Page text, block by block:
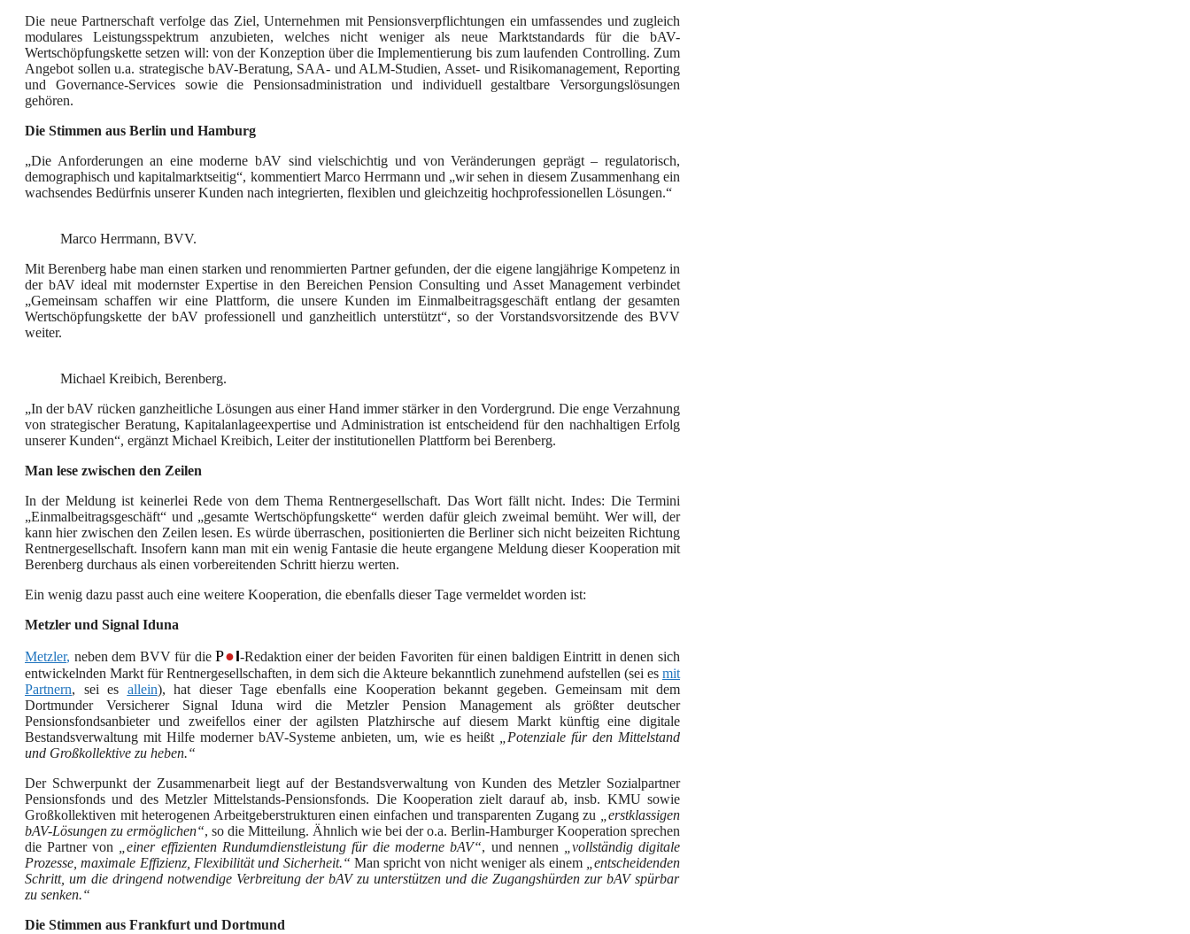
Die neue Partnerschaft verfolge das Ziel, Unternehmen mit Pensionsverpflichtungen ein umfassendes und zugleich
modulares Leistungsspektrum anzubieten, welches nicht weniger als neue Marktstandards für die bAV-
Wertschöpfungskette setzen will: von der Konzeption über die Implementierung bis zum laufenden Controlling. Zum
Angebot sollen u.a. strategische bAV-Beratung, SAA- und ALM-Studien, Asset- und Risikomanagement, Reporting
und Governance-Services sowie die Pensionsadministration und individuell gestaltbare Versorgungslösungen
gehören.
Die Stimmen aus Berlin und Hamburg
„Die Anforderungen an eine moderne bAV sind vielschichtig und von Veränderungen geprägt – regulatorisch,
demographisch und kapitalmarktseitig“, kommentiert Marco Herrmann und „wir sehen in diesem Zusammenhang ein
wachsendes Bedürfnis unserer Kunden nach integrierten, flexiblen und gleichzeitig hochprofessionellen Lösungen.“
Marco Herrmann, BVV.
Mit Berenberg habe man einen starken und renommierten Partner gefunden, der die eigene langjährige Kompetenz in
der bAV ideal mit modernster Expertise in den Bereichen Pension Consulting und Asset Management verbindet
„Gemeinsam schaffen wir eine Plattform, die unsere Kunden im Einmalbeitragsgeschäft entlang der gesamten
Wertschöpfungskette der bAV professionell und ganzheitlich unterstützt“, so der Vorstandsvorsitzende des BVV
weiter.
Michael Kreibich, Berenberg.
„In der bAV rücken ganzheitliche Lösungen aus einer Hand immer stärker in den Vordergrund. Die enge Verzahnung
von strategischer Beratung, Kapitalanlageexpertise und Administration ist entscheidend für den nachhaltigen Erfolg
unserer Kunden“, ergänzt Michael Kreibich, Leiter der institutionellen Plattform bei Berenberg.
Man lese zwischen den Zeilen
In der Meldung ist keinerlei Rede von dem Thema Rentnergesellschaft. Das Wort fällt nicht. Indes: Die Termini
„Einmalbeitragsgeschäft“ und „gesamte Wertschöpfungskette“ werden dafür gleich zweimal bemüht. Wer will, der
kann hier zwischen den Zeilen lesen. Es würde überraschen, positionierten die Berliner sich nicht beizeiten Richtung
Rentnergesellschaft. Insofern kann man mit ein wenig Fantasie die heute ergangene Meldung dieser Kooperation mit
Berenberg durchaus als einen vorbereitenden Schritt hierzu werten.
Ein wenig dazu passt auch eine weitere Kooperation, die ebenfalls dieser Tage vermeldet worden ist:
Metzler und Signal Iduna
Metzler, neben dem BVV für dieP●I-Redaktion einer der beiden Favoriten für einen baldigen Eintritt in denen sich
entwickelnden Markt für Rentnergesellschaften, in dem sich die Akteure bekanntlich zunehmend aufstellen (sei es mit
Partnern, sei es allein), hat dieser Tage ebenfalls eine Kooperation bekannt gegeben. Gemeinsam mit dem
Dortmunder Versicherer Signal Iduna wird die Metzler Pension Management als größter deutscher
Pensionsfondsanbieter und zweifellos einer der agilsten Platzhirsche auf diesem Markt künftig eine digitale
Bestandsverwaltung mit Hilfe moderner bAV-Systeme anbieten, um, wie es heißt „Potenziale für den Mittelstand
und Großkollektive zu heben.“
Der Schwerpunkt der Zusammenarbeit liegt auf der Bestandsverwaltung von Kunden des Metzler Sozialpartner
Pensionsfonds und des Metzler Mittelstands-Pensionsfonds. Die Kooperation zielt darauf ab, insb. KMU sowie
Großkollektiven mit heterogenen Arbeitgeberstrukturen einen einfachen und transparenten Zugang zu „erstklassigen
bAV-Lösungen zu ermöglichen“, so die Mitteilung. Ähnlich wie bei der o.a. Berlin-Hamburger Kooperation sprechen
die Partner von „einereffizientenRundumdienstleistung für die moderne bAV“, und nennen „vollständig digitale
Prozesse,maximale Effizienz, Flexibilität und Sicherheit.“ Man spricht von nicht weniger als einem„entscheidenden
Schritt, um die dringend notwendige Verbreitung der bAVzu unterstützen und die Zugangshürden zur bAV spürbar
zu senken.“
Die Stimmen aus Frankfurt und Dortmund